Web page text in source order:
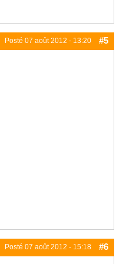
Posté 07 août 2012 - 13:20 #5
Posté 07 août 2012 - 15:18 #6